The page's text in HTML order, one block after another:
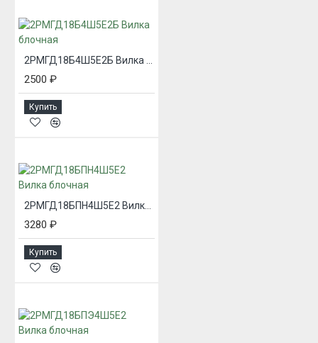
2РМГД18Б4Ш5Е2Б Вилка блочная
2500 ₽
Купить
2РМГД18БПН4Ш5Е2 Вилка блочная
3280 ₽
Купить